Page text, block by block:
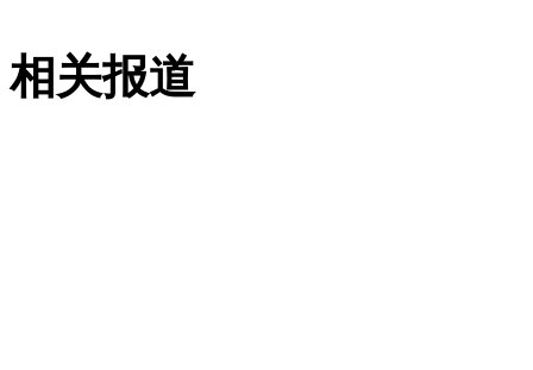
山西运城恶犬咬伤多人 警民合力深夜将其击毙
相关报道